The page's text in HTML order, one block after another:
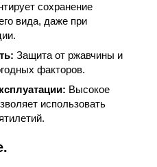
сохранение
вида, даже при
Защита от ржавчины и
факторов.
Высокое
использовать